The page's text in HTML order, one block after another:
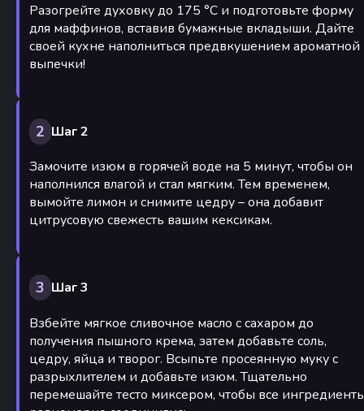
Разогрейте духовку до 175 °C и подготовьте форму
для маффинов, вставив бумажные вкладыши. Дайте
своей кухне наполниться предвкушением ароматной
выпечки!
2 Шаг 2
Замочите изюм в горячей воде на 5 минут, чтобы он
наполнился влагой и стал мягким. Тем временем,
вымойте лимон и снимите цедру – она добавит
цитрусовую свежесть вашим кексикам.
3 Шаг 3
Взбейте мягкое сливочное масло с сахаром до
получения пышного крема, затем добавьте соль,
цедру, яйца и творог. Всыпьте просеянную муку с
разрыхлителем и добавьте изюм. Тщательно
перемешайте тесто миксером, чтобы все